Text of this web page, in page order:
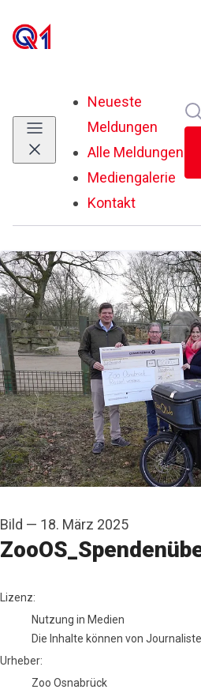
Neueste
Meldungen
Alle Meldungen
Mediengalerie
Kontakt
Bild — 18. März 2025
Zoo Osnabrück
Lizenz:
Nutzung in Medien
Die Inhalte können von
Urheber:
Zoo Osnabrück